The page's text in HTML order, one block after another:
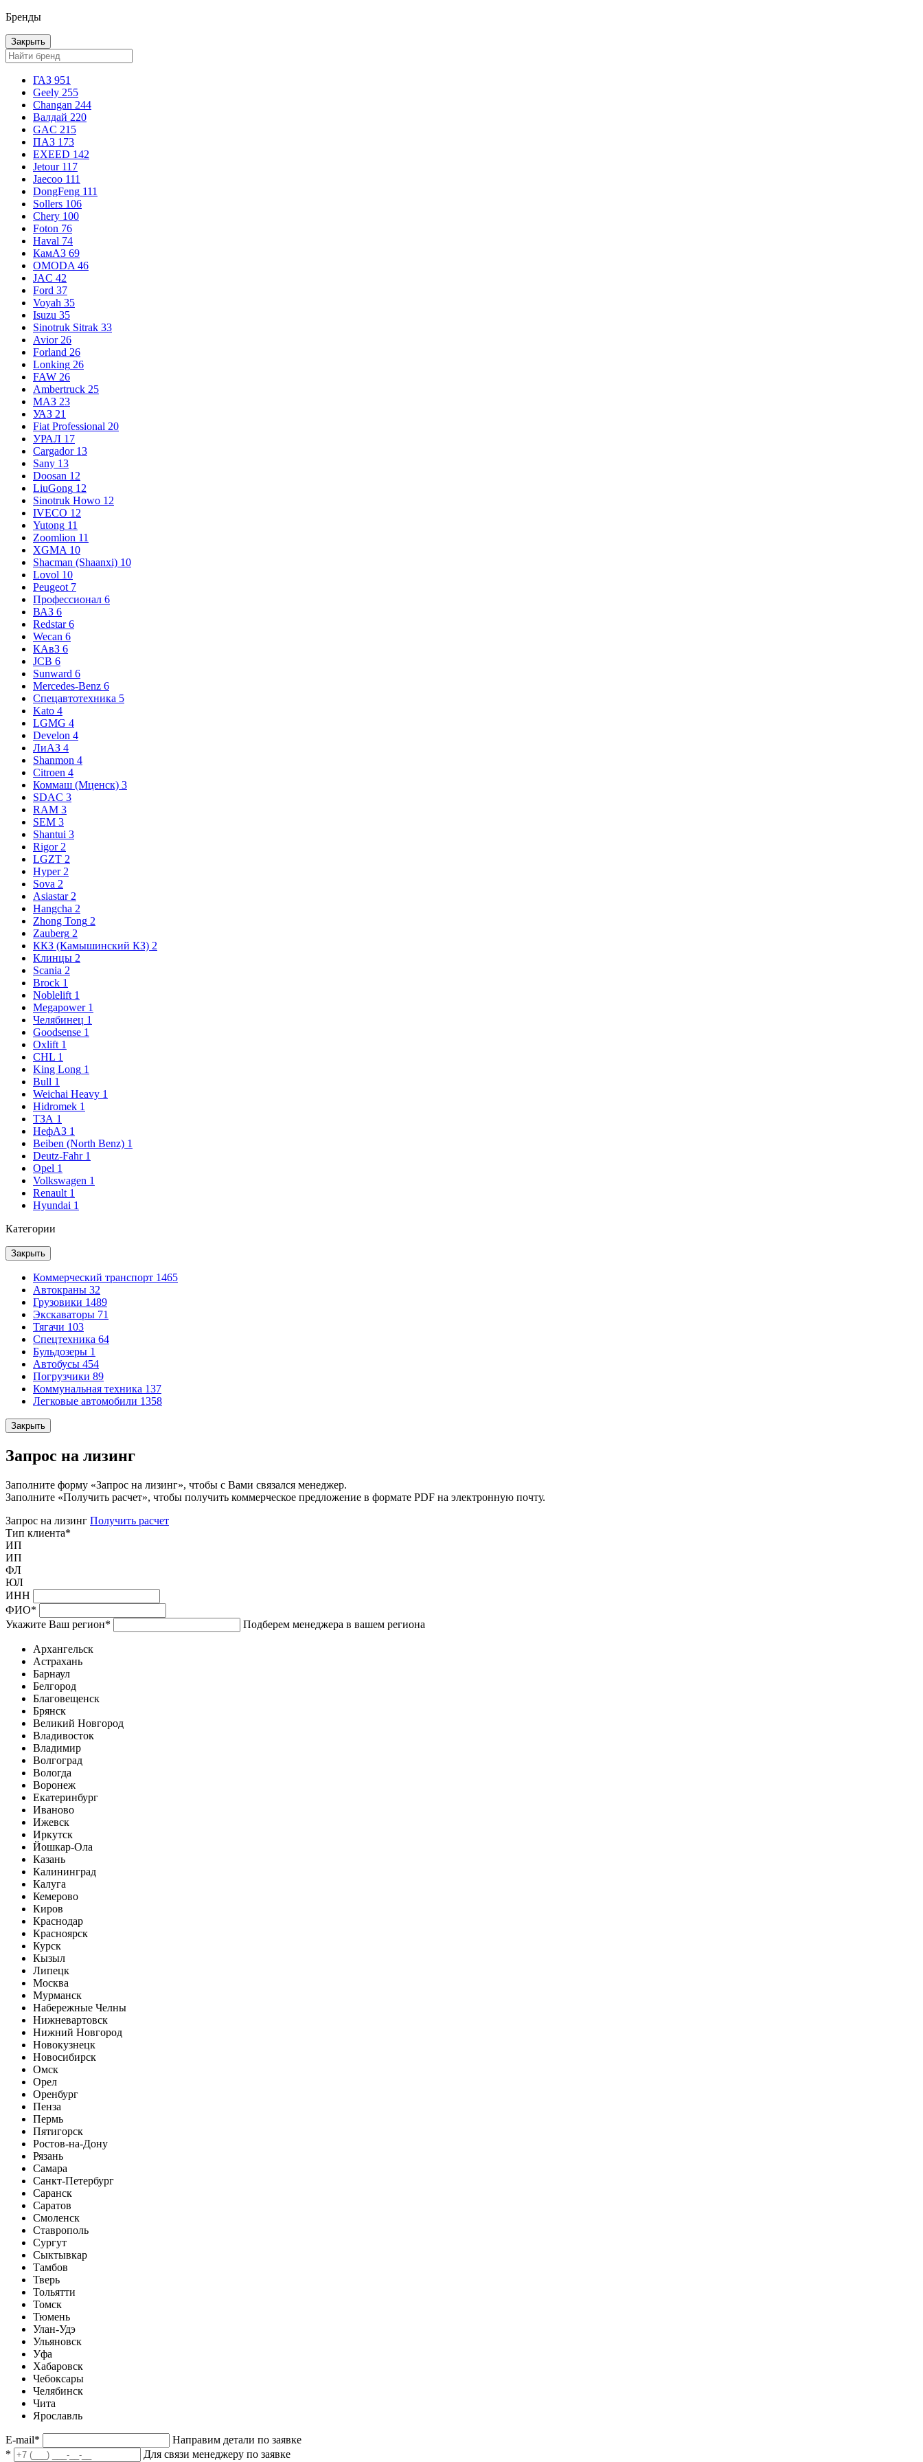
Бренды
Закрыть
ГАЗ 951
Geely 255
Changan 244
Валдай 220
GAC 215
ПАЗ 173
EXEED 142
Jetour 117
Jaecoo 111
DongFeng 111
Sollers 106
Chery 100
Foton 76
Haval 74
КамАЗ 69
OMODA 46
JAC 42
Ford 37
Voyah 35
Isuzu 35
Sinotruk Sitrak 33
Avior 26
Forland 26
Lonking 26
FAW 26
Ambertruck 25
МАЗ 23
УАЗ 21
Fiat Professional 20
УРАЛ 17
Cargador 13
Sany 13
Doosan 12
LiuGong 12
Sinotruk Howo 12
IVECO 12
Yutong 11
Zoomlion 11
XGMA 10
Shacman (Shaanxi) 10
Lovol 10
Peugeot 7
Профессионал 6
ВАЗ 6
Redstar 6
Wecan 6
КАвЗ 6
JCB 6
Sunward 6
Mercedes-Benz 6
Спецавтотехника 5
Kato 4
LGMG 4
Develon 4
ЛиАЗ 4
Shanmon 4
Citroen 4
Коммаш (Мценск) 3
SDAC 3
RAM 3
SEM 3
Shantui 3
Rigor 2
LGZT 2
Hyper 2
Sova 2
Asiastar 2
Hangcha 2
Zhong Tong 2
Zauberg 2
ККЗ (Камышинский КЗ) 2
Клинцы 2
Scania 2
Brock 1
Noblelift 1
Megapower 1
Челябинец 1
Goodsense 1
Oxlift 1
CHL 1
King Long 1
Bull 1
Weichai Heavy 1
Hidromek 1
ТЗА 1
НефАЗ 1
Beiben (North Benz) 1
Deutz-Fahr 1
Opel 1
Volkswagen 1
Renault 1
Hyundai 1
Категории
Закрыть
Коммерческий транспорт 1465
Автокраны 32
Грузовики 1489
Экскаваторы 71
Тягачи 103
Спецтехника 64
Бульдозеры 1
Автобусы 454
Погрузчики 89
Коммунальная техника 137
Легковые автомобили 1358
Закрыть
Запрос на лизинг
Заполните форму «Запрос на лизинг», чтобы с Вами связался менеджер.
Заполните «Получить расчет», чтобы получить коммерческое предложение в формате PDF на электронную почту.
Запрос на лизинг Получить расчет
Тип клиента*
ИП
ИП
ФЛ
ЮЛ
ИНН
ФИО*
Укажите Ваш регион* Подберем менеджера в вашем региона
Архангельск
Астрахань
Барнаул
Белгород
Благовещенск
Брянск
Великий Новгород
Владивосток
Владимир
Волгоград
Вологда
Воронеж
Екатеринбург
Иваново
Ижевск
Иркутск
Йошкар-Ола
Казань
Калининград
Калуга
Кемерово
Киров
Краснодар
Красноярск
Курск
Кызыл
Липецк
Москва
Мурманск
Набережные Челны
Нижневартовск
Нижний Новгород
Новокузнецк
Новосибирск
Омск
Орел
Оренбург
Пенза
Пермь
Пятигорск
Ростов-на-Дону
Рязань
Самара
Санкт-Петербург
Саранск
Саратов
Смоленск
Ставрополь
Сургут
Сыктывкар
Тамбов
Тверь
Тольятти
Томск
Тюмень
Улан-Удэ
Ульяновск
Уфа
Хабаровск
Чебоксары
Челябинск
Чита
Ярославль
E-mail*
Направим детали по заявке
*
Для связи менеджеру по заявке